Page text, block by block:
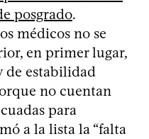
posgrado.
médicos no se
en primer lugar,
de estabilidad
no cuentan
para
a la lista la “falta